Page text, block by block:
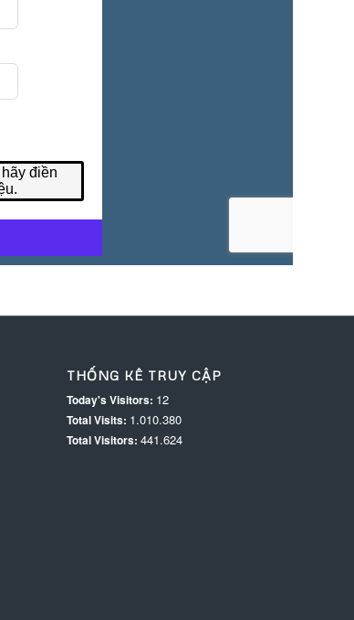
THỐNG KÊ TRUY CẬP
Today's Visitors: 12
Total Visits: 1.010.380
Total Visitors: 441.624